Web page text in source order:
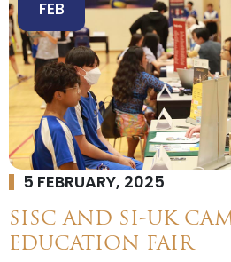
FEB
5 FEBRUARY, 2025
SISC AND SI-UK
EDUCATION FAIR